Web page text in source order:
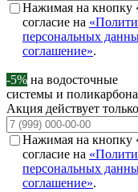
Нажимая на кнопку
согласие на
персональных
соглашение».
-5% на водосточные
системы и
Акция действует
Нажимая на кнопку
согласие на
персональных
соглашение».